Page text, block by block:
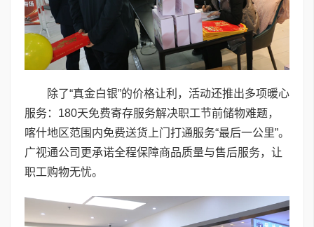
除了“真金白银”的价格让利，活动还推出多项暖心
服务：180天免费寄存服务解决职工节前储物难题，
喀什地区范围内免费送货上门打通服务“最后一公里”。
广视通公司更承诺全程保障商品质量与售后服务，让
职工购物无忧。